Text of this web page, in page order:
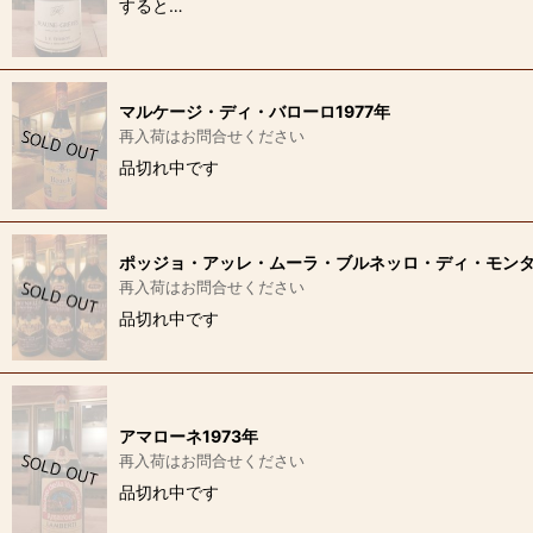
すると…
マルケージ・ディ・バローロ1977年
再入荷はお問合せください
品切れ中です
ポッジョ・アッレ・ムーラ・ブルネッロ・ディ・モン
再入荷はお問合せください
品切れ中です
アマローネ1973年
再入荷はお問合せください
品切れ中です